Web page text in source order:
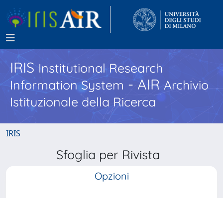
IRISInstitutional Research
Information System - AIR Archivio
Istituzionale della Ricerca
IRIS
Sfoglia per Rivista
Opzioni